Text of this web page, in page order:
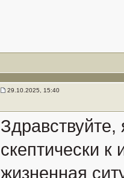
29.10.2025, 15:40
скептически к
жизненная